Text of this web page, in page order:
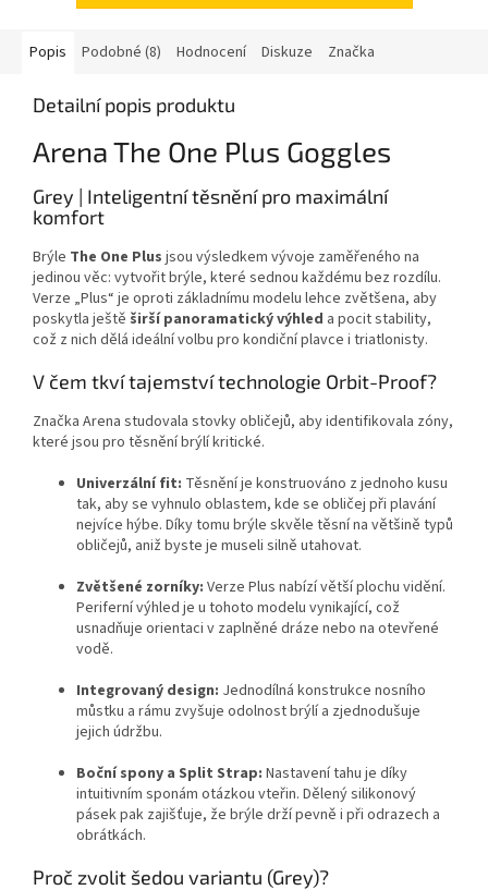
Popis Podobné (8) Hodnocení Diskuze Značka
Detailní popis produktu
Arena The One Plus Goggles
Grey | Inteligentní těsnění pro maximální
komfort
Brýle The One Plus jsou výsledkem vývoje zaměřeného na
jedinou věc: vytvořit brýle, které sednou každému bez rozdílu.
Verze „Plus“ je oproti základnímu modelu lehce zvětšena, aby
poskytla ještě širší panoramatický výhled a pocit stability,
což z nich dělá ideální volbu pro kondiční plavce i triatlonisty.
V čem tkví tajemství technologie Orbit-Proof?
Značka Arena studovala stovky obličejů, aby identifikovala zóny,
které jsou pro těsnění brýlí kritické.
Univerzální fit: Těsnění je konstruováno z jednoho kusu
tak, aby se vyhnulo oblastem, kde se obličej při plavání
nejvíce hýbe. Díky tomu brýle skvěle těsní na většině typů
obličejů, aniž byste je museli silně utahovat.
Zvětšené zorníky: Verze Plus nabízí větší plochu vidění.
Periferní výhled je u tohoto modelu vynikající, což
usnadňuje orientaci v zaplněné dráze nebo na otevřené
vodě.
Integrovaný design: Jednodílná konstrukce nosního
můstku a rámu zvyšuje odolnost brýlí a zjednodušuje
jejich údržbu.
Boční spony a Split Strap: Nastavení tahu je díky
intuitivním sponám otázkou vteřin. Dělený silikonový
pásek pak zajišťuje, že brýle drží pevně i při odrazech a
obrátkách.
Proč zvolit šedou variantu (Grey)?